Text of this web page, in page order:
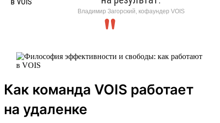
Владимир Загорский, кофаундер VOIS
Как команда VOIS работает
на удаленке